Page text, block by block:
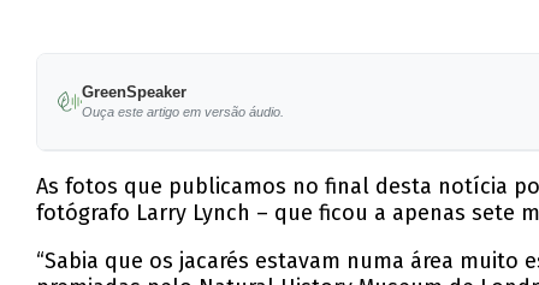
GreenSpeaker
Ouça este artigo em versão áudio.
As fotos que publicamos no final desta notícia
fotógrafo Larry Lynch – que ficou a apenas sete
“Sabia que os jacarés estavam numa área